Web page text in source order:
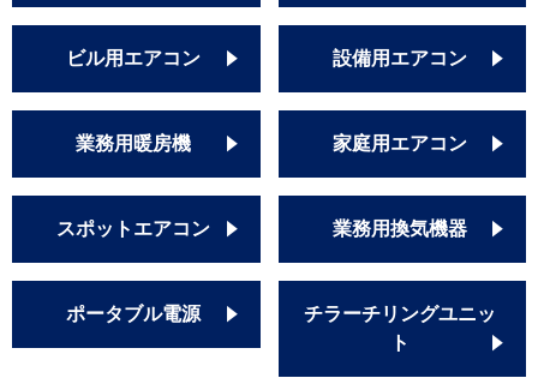
ビル用エアコン 設備用エアコン
業務用暖房機 家庭用エアコン
スポットエアコン 業務用換気機器
ポータブル電源
チラーチリングユニッ
ト